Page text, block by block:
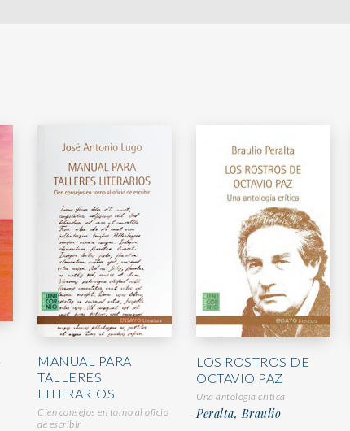
MANUAL PARA
TALLERES
LITERARIOS
Cien consejos en torno al oficio
de escribir
LOS ROSTROS DE
OCTAVIO PAZ
Una antología critica
Peralta, Braulio